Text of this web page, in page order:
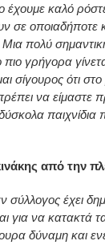
καλό
σε οποιαδήποτε
Μια πολύ
γρήγορα
σίγουρος ότι
να είμαστε
παιχνίδια
από την
έχει
για να κατακτά
δύναμη και